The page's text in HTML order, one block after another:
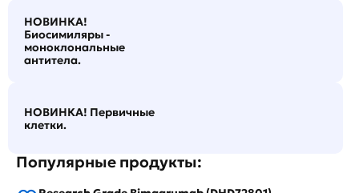
НОВИНКА!
Биосимиляры -
моноклональные
антитела.
НОВИНКА! Первичные
клетки.
Популярные продукты: